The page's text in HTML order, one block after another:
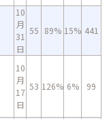
10
月
31
日
55 89% 15% 441
10
月
17
日
53 126% 6% 99